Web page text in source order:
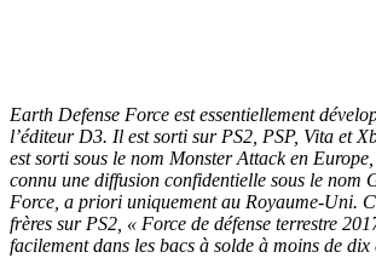
Earth Defense Force est essentiellement
l’éditeur D3. Il est sorti sur PS2, PSP, Vita et
est sorti sous le nom Monster Attack en
connu une diffusion confidentielle sous le nom
Force, a priori uniquement au Royaume-Uni.
frères sur PS2, « Force de défense terrestre
facilement dans les bacs à solde à moins de dix